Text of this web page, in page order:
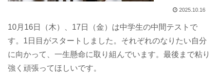
2025.10.16
10月16日（木）、17日（金）は中学生の中間テストで
す。1日目がスタートしました。それぞれのなりたい自分
に向かって、一生懸命に取り組んでいます。最後まで粘り
強く頑張ってほしいです。